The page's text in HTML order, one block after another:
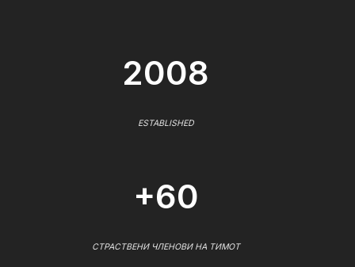
2008
ESTABLISHED
+60
СТРАСТВЕНИ ЧЛЕНОВИ НА ТИМОТ